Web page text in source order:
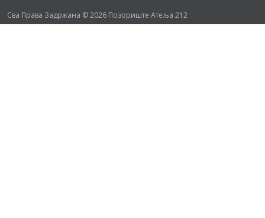
Сва Права Задржана © 2026 Позориште Атеља 212